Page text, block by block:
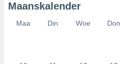
Maanskalender
Maa Din Woe Don